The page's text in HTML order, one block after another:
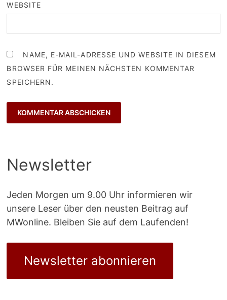
WEBSITE
NAME, E-MAIL-ADRESSE UND WEBSITE IN DIESEM
BROWSER FÜR MEINEN NÄCHSTEN KOMMENTAR
SPEICHERN.
Newsletter
Jeden Morgen um 9.00 Uhr informieren wir
unsere Leser über den neusten Beitrag auf
MWonline. Bleiben Sie auf dem Laufenden!
Newsletter abonnieren